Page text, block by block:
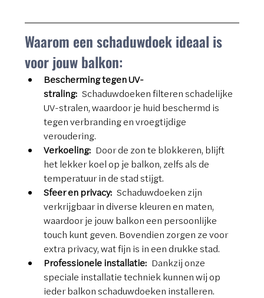
Waarom een schaduwdoek ideaal is
voor jouw balkon:
Bescherming tegen UV-
straling: Schaduwdoeken filteren schadelijke
UV-stralen, waardoor je huid beschermd is
tegen verbranding en vroegtijdige
veroudering.
Verkoeling: Door de zon te blokkeren, blijft
het lekker koel op je balkon, zelfs als de
temperatuur in de stad stijgt.
Sfeer en privacy: Schaduwdoeken zijn
verkrijgbaar in diverse kleuren en maten,
waardoor je jouw balkon een persoonlijke
touch kunt geven. Bovendien zorgen ze voor
extra privacy, wat fijn is in een drukke stad.
Professionele installatie: Dankzij onze
speciale installatie techniek kunnen wij op
ieder balkon schaduwdoeken installeren.